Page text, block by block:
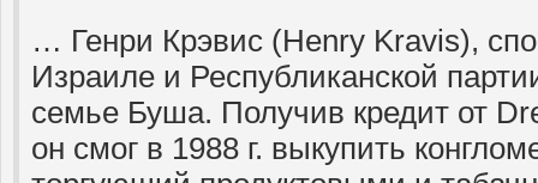
… Генри Крэвис (Henry Kravis),
Израиле и Республиканской
семье Буша. Получив кредит от
он смог в 1988 г. выкупить